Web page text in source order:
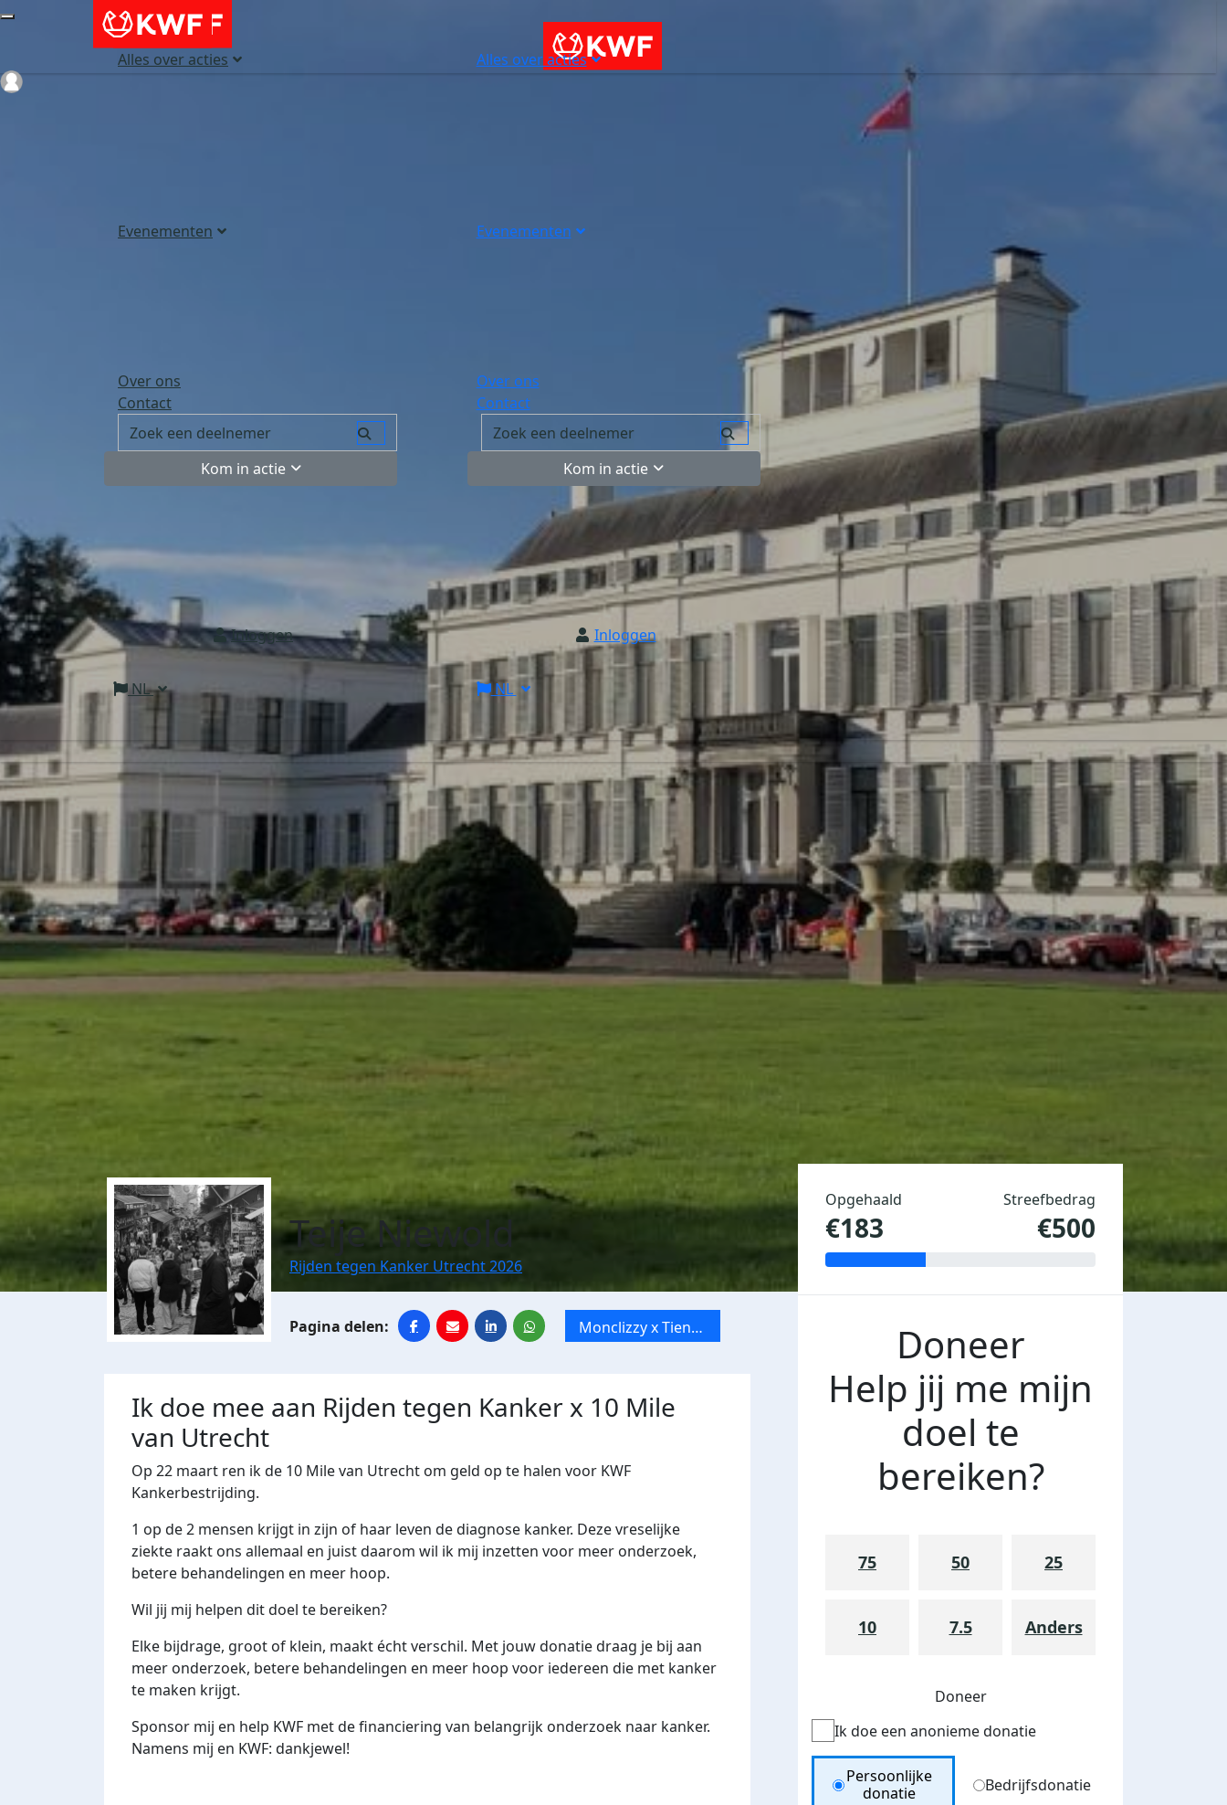
Alles over acties
Evenementen
Over ons
Contact
Kom in actie
Inloggen
NL
Alles over acties
Evenementen
Over ons
Contact
Kom in actie
Inloggen
NL
Teije Niewold
Rijden tegen Kanker Utrecht 2026
Monclizzy x Tien
mile van Utrecht
Ik doe mee aan Rijden tegen Kanker x 10 Mile
van Utrecht
Op 22 maart ren ik de 10 Mile van Utrecht om geld op te halen voor KWF
Kankerbestrijding.
1 op de 2 mensen krijgt in zijn of haar leven de diagnose kanker. Deze vreselijke
ziekte raakt ons allemaal en juist daarom wil ik mij inzetten voor meer onderzoek,
betere behandelingen en meer hoop.
Wil jij mij helpen dit doel te bereiken?
Elke bijdrage, groot of klein, maakt écht verschil. Met jouw donatie draag je bij aan
meer onderzoek, betere behandelingen en meer hoop voor iedereen die met kanker
te maken krijgt.
Sponsor mij en help KWF met de financiering van belangrijk onderzoek naar kanker.
Namens mij en KWF: dankjewel!
Opgehaald
€183
Streefbedrag
€500
Doneer
Help jij me mijn
doel te
bereiken?
75 50 25
10 7.5 Anders
Doneer
Ik doe een anonieme donatie
Donation Type
Persoonlijke
donatie
Bedrijfsdonatie